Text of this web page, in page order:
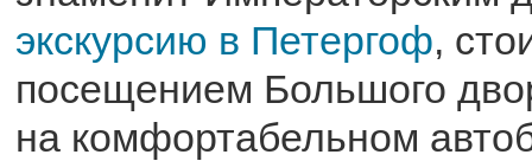
экскурсию в Петергоф,
посещением Большого
на комфортабельном